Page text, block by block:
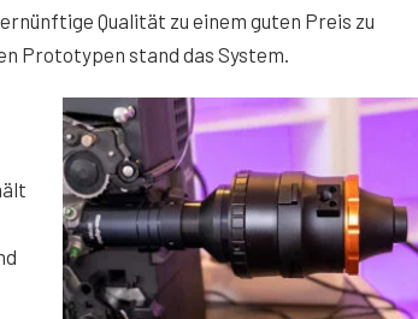
Qualität zu einem guten Preis zu
Prototypen stand das System.